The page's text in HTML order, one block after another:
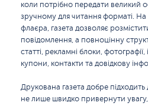
коли потрібно передати великий
зручному для читання форматі. На
флаєра, газета дозволяє
повідомлення, а повноцінну
статті, рекламні блоки,
купони, контакти та довідкову
Друкована газета добре
не лише швидко привернути увагу,